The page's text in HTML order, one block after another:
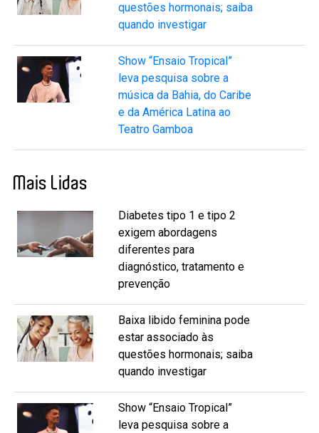
questões hormonais; saiba
quando investigar
Show “Ensaio Tropical”
leva pesquisa sobre a
música da Bahia, do Caribe
e da América Latina ao
Teatro Gamboa
Mais Lidas
Diabetes tipo 1 e tipo 2
exigem abordagens
diferentes para
diagnóstico, tratamento e
prevenção
Baixa libido feminina pode
estar associado às
questões hormonais; saiba
quando investigar
Show “Ensaio Tropical”
leva pesquisa sobre a